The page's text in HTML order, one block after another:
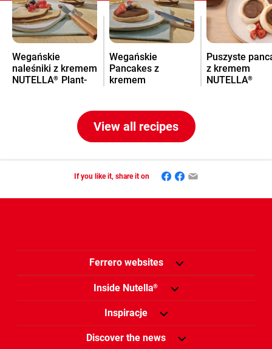
Wegańskie
naleśniki z kremem
NUTELLA® Plant-
Wegańskie
Pancakes z
kremem
Puszyste
z kremem
NUTELLA®
View all recipes
If you like it, share it on Facebook
Mastodon
Email
Ferrero websites
Inside Nutella®
Inspiracje
Discover the news